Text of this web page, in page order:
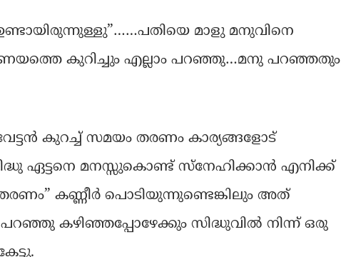
ഉണ്ടായിരുന്നുള്ളു”……പതിയെ മാളു മനുവിനെ
കുറിച്ചും എല്ലാം പറഞ്ഞു…മനു പറഞ്ഞതും
കുറച്ച് സമയം തരണം കാര്യങ്ങളോട്
ഏട്ടനെ മനസ്സുകൊണ്ട് സ്നേഹിക്കാൻ എനിക്ക്
കണ്ണീർ പൊടിയുന്നുണ്ടെങ്കിലും അത്
കഴിഞ്ഞപ്പോഴേക്കും സിദ്ധുവിൽ നിന്ന് ഒരു